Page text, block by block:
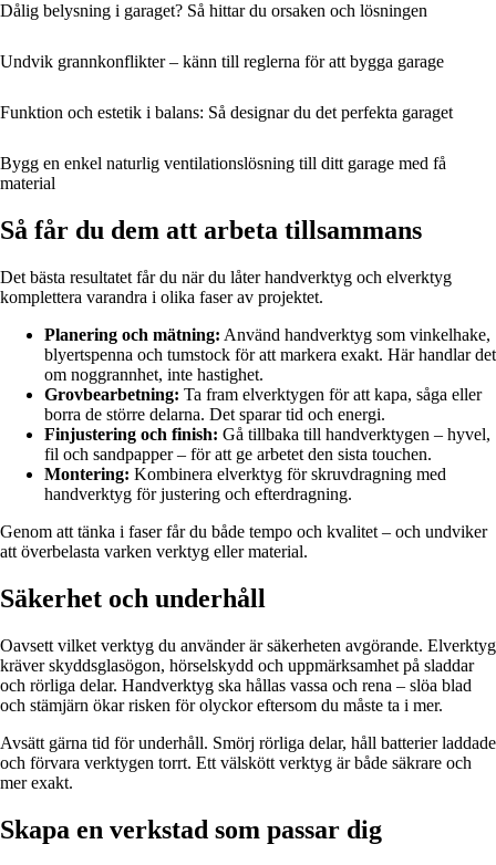
Dålig belysning i garaget? Så hittar du orsaken och lösningen
Undvik grannkonflikter – känn till reglerna för att bygga garage
Funktion och estetik i balans: Så designar du det perfekta garaget
Bygg en enkel naturlig ventilationslösning till ditt garage med få
material
Så får du dem att arbeta tillsammans
Det bästa resultatet får du när du låter handverktyg och elverktyg
komplettera varandra i olika faser av projektet.
Planering och mätning: Använd handverktyg som vinkelhake,
blyertspenna och tumstock för att markera exakt. Här handlar det
om noggrannhet, inte hastighet.
Grovbearbetning: Ta fram elverktygen för att kapa, såga eller
borra de större delarna. Det sparar tid och energi.
Finjustering och finish: Gå tillbaka till handverktygen – hyvel,
fil och sandpapper – för att ge arbetet den sista touchen.
Montering: Kombinera elverktyg för skruvdragning med
handverktyg för justering och efterdragning.
Genom att tänka i faser får du både tempo och kvalitet – och undviker
att överbelasta varken verktyg eller material.
Säkerhet och underhåll
Oavsett vilket verktyg du använder är säkerheten avgörande. Elverktyg
kräver skyddsglasögon, hörselskydd och uppmärksamhet på sladdar
och rörliga delar. Handverktyg ska hållas vassa och rena – slöa blad
och stämjärn ökar risken för olyckor eftersom du måste ta i mer.
Avsätt gärna tid för underhåll. Smörj rörliga delar, håll batterier laddade
och förvara verktygen torrt. Ett välskött verktyg är både säkrare och
mer exakt.
Skapa en verkstad som passar dig